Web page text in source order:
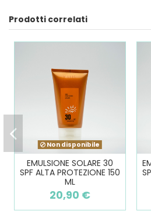
Prodotti correlati
Non disponibile
EMULSIONE SOLARE 30
SPF ALTA PROTEZIONE 150
ML
20,90 €